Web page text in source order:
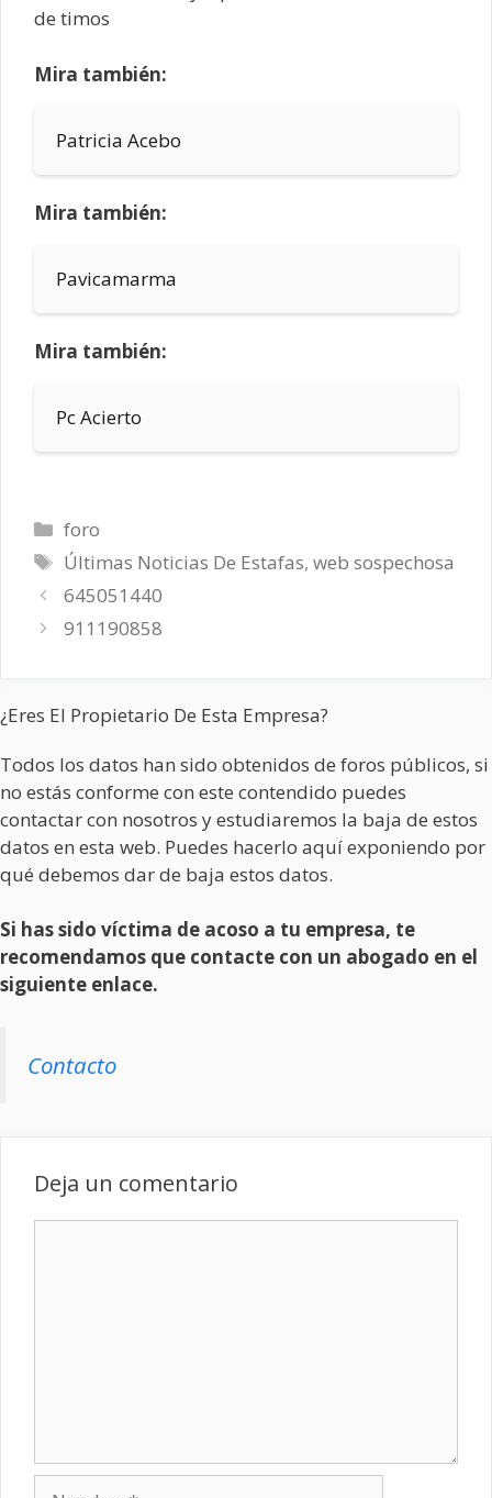
de timos
Mira también:
Patricia Acebo
Mira también:
Pavicamarma
Mira también:
Pc Acierto
Categorías
foro
Etiquetas
Últimas Noticias De Estafas,web sospechosa
645051440
911190858
¿Eres El Propietario De Esta Empresa?
Todos los datos han sido obtenidos de foros públicos, si
no estás conforme con este contendido puedes
contactar con nosotros y estudiaremos la baja de estos
datos en esta web. Puedes hacerlo aquí exponiendo por
qué debemos dar de baja estos datos.
Si has sido víctima de acoso a tu empresa, te
recomendamos que contacte con un abogado en el
siguiente enlace.
Contacto
Deja un comentario